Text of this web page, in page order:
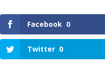
Facebook 0
Twitter 0